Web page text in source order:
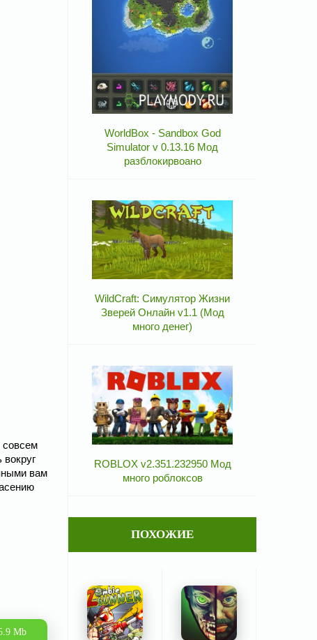
совсем
вам
Mb
WorldBox - Sandbox God
Simulator v 0.13.16 Мод
разблокирвоано
WildCraft: Симулятор Жизни
Зверей Онлайн v1.1 (Мод
много денег)
ROBLOX v2.351.232950 Мод
много роблоксов
ПОХОЖИЕ